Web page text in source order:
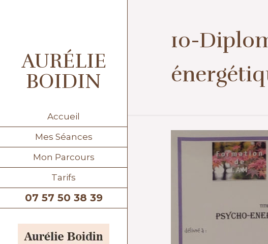
AURÉLIE
BOIDIN
Accueil
Mes Séances
Mon Parcours
Tarifs
07 57 50 38 39
10-